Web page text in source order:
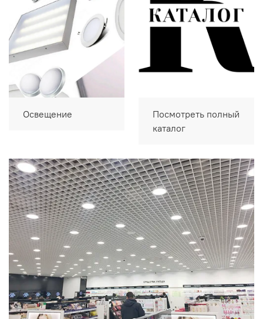
Освещение
Посмотреть полный
каталог